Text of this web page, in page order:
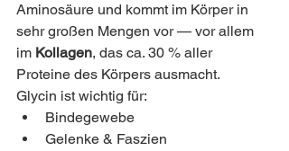
Aminosäure und kommt im Körper in
sehr großen Mengen vor — vor allem
im Kollagen, das ca. 30 % aller
Proteine des Körpers ausmacht.
Glycin ist wichtig für:
Bindegewebe
Gelenke & Faszien